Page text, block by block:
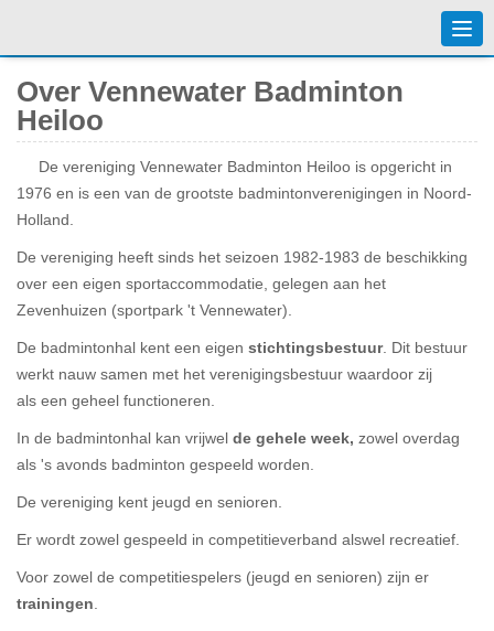
Over Vennewater Badminton
Heiloo
De vereniging Vennewater Badminton Heiloo is opgericht in
1976 en is een van de grootste badmintonverenigingen in Noord-
Holland.
De vereniging heeft sinds het seizoen 1982-1983 de beschikking
over een eigen sportaccommodatie, gelegen aan het
Zevenhuizen (sportpark 't Vennewater).
De badmintonhal kent een eigen stichtingsbestuur. Dit bestuur
werkt nauw samen met het verenigingsbestuur waardoor zij
als een geheel functioneren.
In de badmintonhal kan vrijwel de gehele week, zowel overdag
als 's avonds badminton gespeeld worden.
De vereniging kent jeugd en senioren.
Er wordt zowel gespeeld in competitieverband alswel recreatief.
Voor zowel de competitiespelers (jeugd en senioren) zijn er
trainingen